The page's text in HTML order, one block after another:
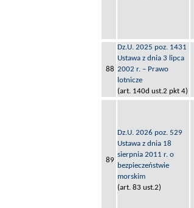
88
Dz.U. 2025 poz. 1431
Ustawa z dnia 3 lipca
2002 r. – Prawo
lotnicze
(art. 140d ust.2 pkt 4)
89
Dz.U. 2026 poz. 529
Ustawa z dnia 18
sierpnia 2011 r. o
bezpieczeństwie
morskim
(art. 83 ust.2)